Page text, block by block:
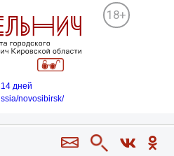
18+
дней
novosibirsk/